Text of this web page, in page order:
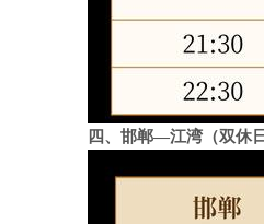
四、邯郸—江湾（双休日